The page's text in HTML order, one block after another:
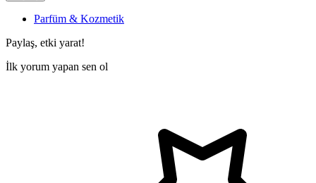
Parfüm & Kozmetik
Paylaş, etki yarat!
İlk yorum yapan sen ol